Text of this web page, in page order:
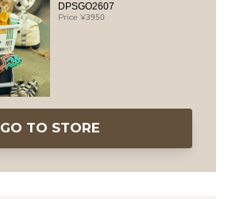
DPSGO2607
3950
GO TO STORE